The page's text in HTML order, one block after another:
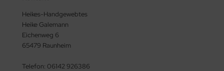
Heikes-Handgewebtes
Heike Galemann
Eichenweg 6
65479 Raunheim
Telefon: 06142 926386